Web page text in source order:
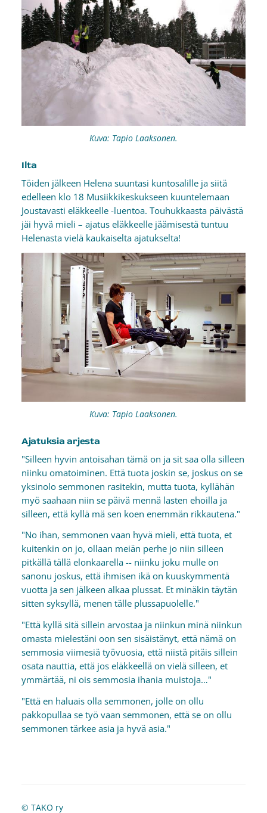
Kuva: Tapio Laaksonen.
Ilta
Töiden jälkeen Helena suuntasi kuntosalille ja siitä
edelleen klo 18 Musiikkikeskukseen kuuntelemaan
Joustavasti eläkkeelle -luentoa. Touhukkaasta päivästä
jäi hyvä mieli – ajatus eläkkeelle jäämisestä tuntuu
Helenasta vielä kaukaiselta ajatukselta!
Kuva: Tapio Laaksonen.
Ajatuksia arjesta
"Silleen hyvin antoisahan tämä on ja sit saa olla silleen
niinku omatoiminen. Että tuota joskin se, joskus on se
yksinolo semmonen rasitekin, mutta tuota, kyllähän
myö saahaan niin se päivä mennä lasten ehoilla ja
silleen, että kyllä mä sen koen enemmän rikkautena."
"No ihan, semmonen vaan hyvä mieli, että tuota, et
kuitenkin on jo, ollaan meiän perhe jo niin silleen
pitkällä tällä elonkaarella -- niinku joku mulle on
sanonu joskus, että ihmisen ikä on kuuskymmentä
vuotta ja sen jälkeen alkaa plussat. Et minäkin täytän
sitten syksyllä, menen tälle plussapuolelle."
"Että kyllä sitä sillein arvostaa ja niinkun minä niinkun
omasta mielestäni oon sen sisäistänyt, että nämä on
semmosia viimesiä työvuosia, että niistä pitäis sillein
osata nauttia, että jos eläkkeellä on vielä silleen, et
ymmärtää, ni ois semmosia ihania muistoja…"
"Että en haluais olla semmonen, jolle on ollu
pakkopullaa se työ vaan semmonen, että se on ollu
semmonen tärkee asia ja hyvä asia."
© TAKO ry